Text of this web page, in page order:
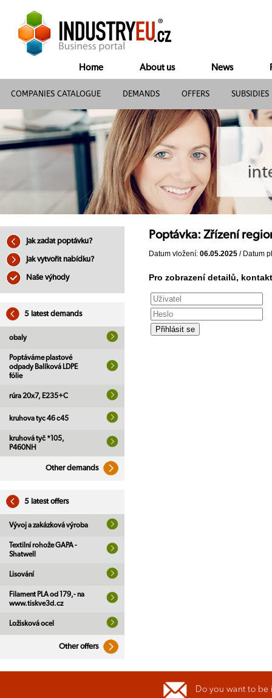
Home About us News
COMPANIES CATALOGUE DEMANDS OFFERS SUBSIDIES
Jak zadat poptávku?
Jak vytvořit nabídku?
Naše výhody
5 latest demands
obaly
Poptáváme plastové
odpady Balíková LDPE
fólie
rúra 20x7, E235+C
kruhova tyc 46 c45
kruhová tyč *105,
P460NH
Other demands
5 latest offers
Vývoj a zakázková výroba
Textilní rohože GAPA -
Shatwell
Lisování
Filament PLA od 179,- na
www.tiskve3d.cz
Ložisková ocel
Other offers
Poptávka: Zřízení
Datum vložení: 06.05.2025 / Datum
Pro zobrazení detailů,
Do you want to